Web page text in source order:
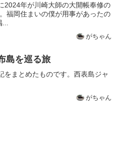
2024年が川崎大師の大開帳奉修の
福岡住まいの僕が用事があったの
がちゃん
島を巡る旅
をまとめたものです。西表島ジャ
がちゃん